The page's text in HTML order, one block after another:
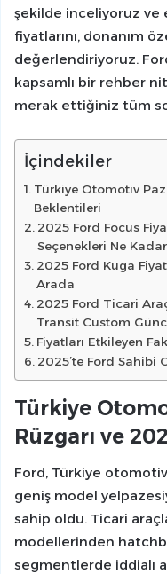
şekilde inceliyoruz
fiyatlarını, donanım
değerlendiriyoruz.
kapsamlı bir rehber
merak ettiğiniz tüm
İçindekiler
Türkiye Otomotiv
Beklentileri
2025 Ford Focus
Seçenekleri Ne
2025 Ford Kuga
Arada
2025 Ford Ticari
Transit Custom
Fiyatları Etkileyen
2025’te Ford Sahibi
Türkiye
Rüzgarı ve
Ford, Türkiye
geniş model
sahip oldu. Ticari
modellerinden
segmentlerde iddialı